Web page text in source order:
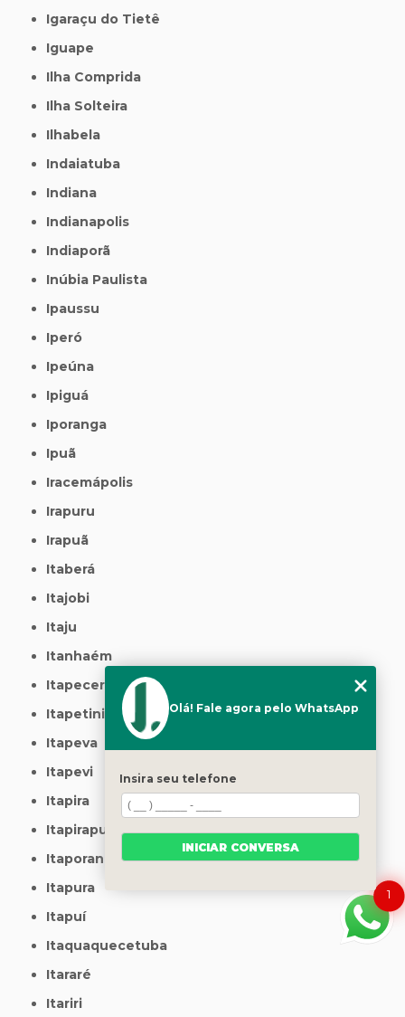
Igaraçu do Tietê
Iguape
Ilha Comprida
Ilha Solteira
Ilhabela
Indaiatuba
Indiana
Indianapolis
Indiaporã
Inúbia Paulista
Ipaussu
Iperó
Ipeúna
Ipiguá
Iporanga
Ipuã
Iracemápolis
Irapuru
Irapuã
Itaberá
Itajobi
Itaju
Itanhaém
Itapecerica da Serra
Itapetininga
Itapeva
Itapevi
Itapira
Itapirapuã Paulista
Itaporanga
Itapura
Itapuí
Itaquaquecetuba
Itararé
Itariri
1
Olá! Fale agora pelo WhatsApp
Insira seu telefone
INICIAR CONVERSA